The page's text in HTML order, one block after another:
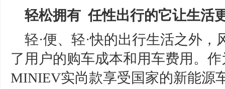
轻松拥有 任性出行的它让生活
轻·便、轻·快的出行生活之外
了用户的购车成本和用车费用。
MINIEV实尚款享受国家的新能源